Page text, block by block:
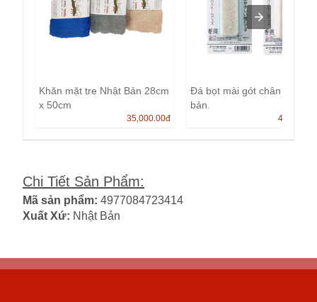
Khăn mặt tre Nhật Bản 28cm
x 50cm
35,000.00đ
Đá bọt mài gót chân Nhật
bản.
40,000.00
Chi Tiết Sản Phẩm:
Mã sản phẩm: 4977084723414
Xuất Xứ: Nhật Bản